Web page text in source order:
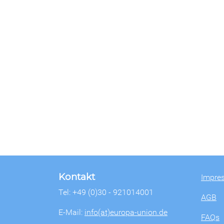
Kontakt
Tel: +49 (0)30 - 921014001
E-Mail: info(at)europa-union.de
AGB
FAQs